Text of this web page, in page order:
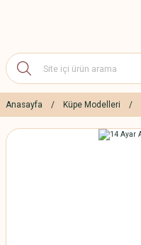
Anasayfa Küpe Modelleri